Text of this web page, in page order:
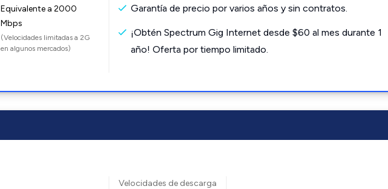
Equivalente a 2000
Mbps
(Velocidades limitadas a 2G
en algunos mercados)
Garantía de precio por varios años y sin contratos.
¡Obtén Spectrum Gig Internet desde $60 al mes durante 1
año! Oferta por tiempo limitado.
Velocidades de descarga